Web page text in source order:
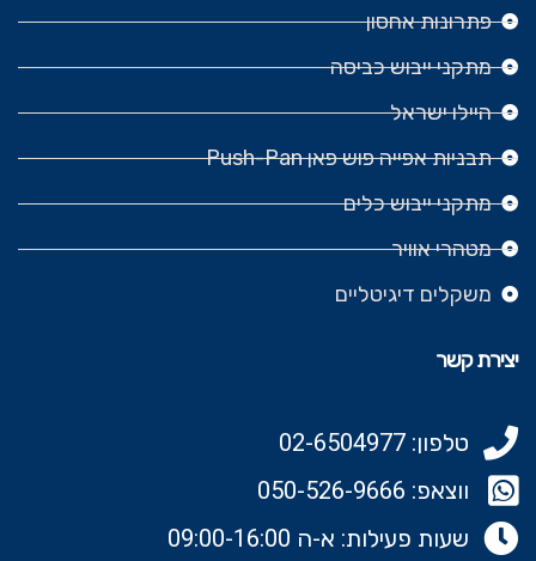
פתרונות אחסון
מתקני ייבוש כביסה
היילו ישראל
תבניות אפייה פוש פאן Push-Pan
מתקני ייבוש כלים
מטהרי אוויר
משקלים דיגיטליים
יצירת קשר
טלפון: 02-6504977
ווצאפ: 050-526-9666‬
שעות פעילות: א-ה 09:00-16:00